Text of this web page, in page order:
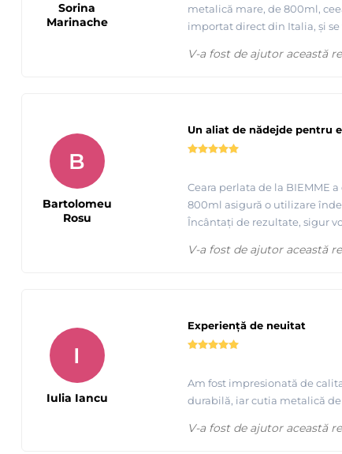
metalică mare, de 800ml,
importat direct din Italia, și
Sorina
Marinache
V-a fost de ajutor această
Un aliat de nădejde pentru
Ceara perlata de la BIEMME
800ml asigură o utilizare
Încântați de rezultate, sigur
B
Bartolomeu
Rosu
V-a fost de ajutor această
Experiență de neuitat
Am fost impresionată de
durabilă, iar cutia metalică
I
Iulia Iancu
V-a fost de ajutor această